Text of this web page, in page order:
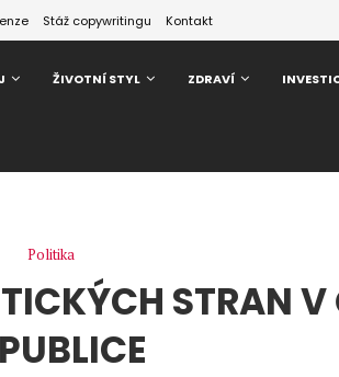
Stáž copywritingu Kontakt
ŽIVOTNÍ STYL ZDRAVÍ
Politika
STRAN V